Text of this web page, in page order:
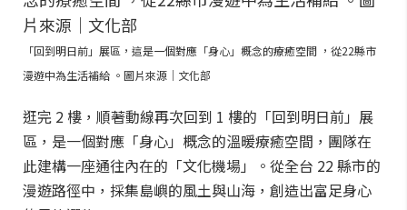
「回到明日前」展區，這是一個對應「身心」概念的療癒空間 ，從22縣市
漫遊中為生活補給 。圖片來源｜文化部
逛完 2 樓，順著動線再次回到 1 樓的「回到明日前」展
區，是一個對應「身心」概念的溫暖療癒空間，團隊在
此建構一座通往內在的「文化機場」。從全台 22 縣市的
漫遊路徑中，採集島嶼的風土與山海，創造出富足身心